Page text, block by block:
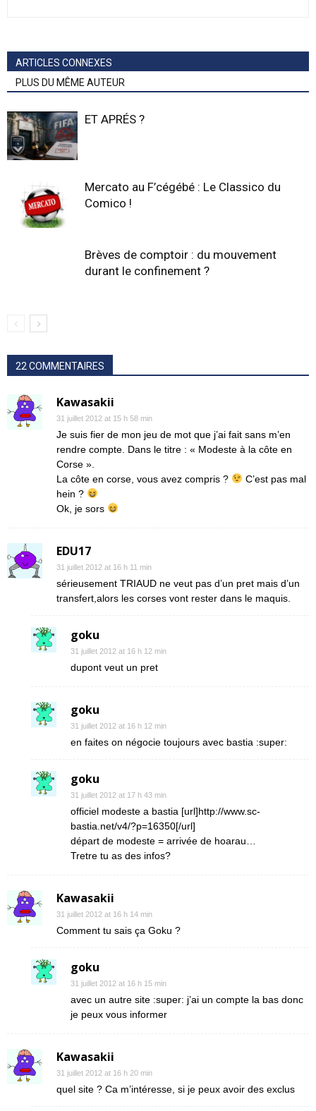
ARTICLES CONNEXES
PLUS DU MÊME AUTEUR
ET APRÉS ?
Mercato au F’cégébé : Le Classico du
Comico !
Brèves de comptoir : du mouvement
durant le confinement ?
22 COMMENTAIRES
Kawasakii
31 juillet 2012 at 15 h 58 min
Je suis fier de mon jeu de mot que j’ai fait sans m’en
rendre compte. Dans le titre : « Modeste à la côte en
Corse ».
La côte en corse, vous avez compris ?
C’est pas mal
hein ?
Ok, je sors
EDU17
31 juillet 2012 at 16 h 11 min
sérieusement TRIAUD ne veut pas d’un pret mais d’un
transfert,alors les corses vont rester dans le maquis.
goku
31 juillet 2012 at 16 h 12 min
dupont veut un pret
goku
31 juillet 2012 at 16 h 12 min
en faites on négocie toujours avec bastia :super:
goku
31 juillet 2012 at 17 h 43 min
officiel modeste a bastia [url]http://www.sc-
bastia.net/v4/?p=16350[/url]
départ de modeste = arrivée de hoarau…
Tretre tu as des infos?
Kawasakii
31 juillet 2012 at 16 h 14 min
Comment tu sais ça Goku ?
goku
31 juillet 2012 at 16 h 15 min
avec un autre site :super: j’ai un compte la bas donc
je peux vous informer
Kawasakii
31 juillet 2012 at 16 h 20 min
quel site ? Ca m’intéresse, si je peux avoir des exclus